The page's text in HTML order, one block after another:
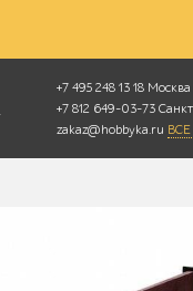
+7 495 248 13 18 Москва
+7 812 649-03-73
zakaz@hobbyka.ru ВСЕ